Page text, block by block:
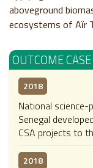
aboveground
ecosystems of Aϊr
OUTCOME
2018
National
Senegal
CSA projects to
2018